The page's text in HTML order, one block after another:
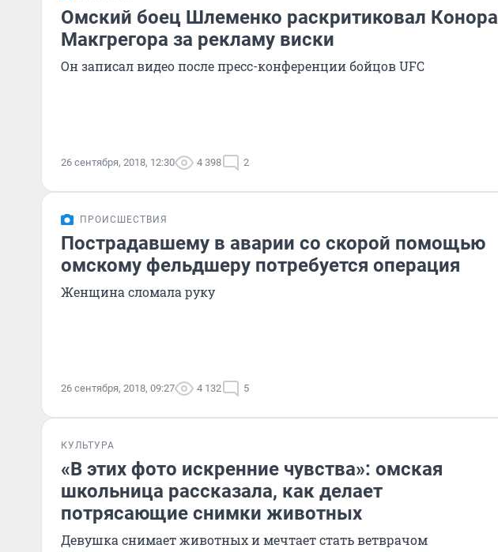
Омский боец Шлеменко раскритиковал Конора
Макгрегора за рекламу виски
Он записал видео после пресс-конференции бойцов UFC
26 сентября, 2018, 12:30 4 398 2
ПРОИСШЕСТВИЯ
Пострадавшему в аварии со скорой помощью
омскому фельдшеру потребуется операция
Женщина сломала руку
26 сентября, 2018, 09:27 4 132 5
КУЛЬТУРА
«В этих фото искренние чувства»: омская
школьница рассказала, как делает
потрясающие снимки животных
Девушка снимает животных и мечтает стать ветврачом